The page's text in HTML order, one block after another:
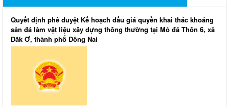
Quyết định phê duyệt Kế hoạch đấu giá quyền khai thác khoáng
sản đá làm vật liệu xây dựng thông thường tại Mỏ đá Thôn 6, xã
Đăk Ơ, thành phố Đồng Nai